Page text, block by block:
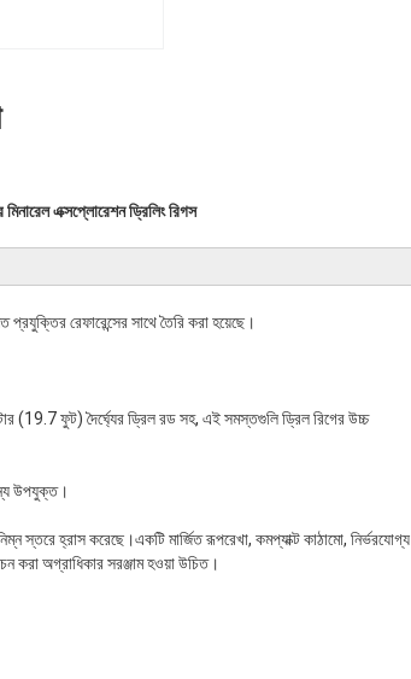
এক্সপ্লোরেশন ড্রিলিং রিগস
রেফারেন্সের সাথে তৈরি করা হয়েছে।
(19.7 ফুট) দৈর্ঘ্যের ড্রিল রড সহ, এই সমস্তগুলি ড্রিল রিগের উচ্চ
উপযুক্ত।
স্তরে হ্রাস করেছে।একটি মার্জিত রূপরেখা, কমপ্যাক্ট কাঠামো, নির্ভরযোগ্য
করা অগ্রাধিকার সরঞ্জাম হওয়া উচিত।